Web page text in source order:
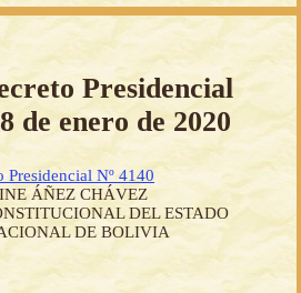
Presidencial
de enero de 2020
Presidencial Nº 4140
ÁÑEZ CHÁVEZ
DEL ESTADO
DE BOLIVIA